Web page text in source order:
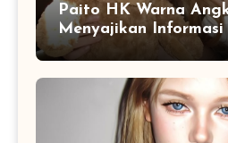
Paito HK Warna
Menyajikan
dengan Tampilan
Lengkap dan Mudah